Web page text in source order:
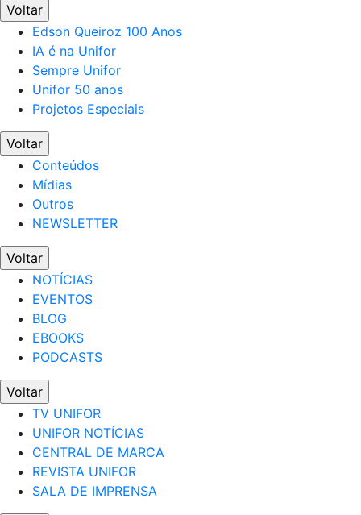
Voltar
Edson Queiroz 100 Anos
IA é na Unifor
Sempre Unifor
Unifor 50 anos
Projetos Especiais
Voltar
Conteúdos
Mídias
Outros
NEWSLETTER
Voltar
NOTÍCIAS
EVENTOS
BLOG
EBOOKS
PODCASTS
Voltar
TV UNIFOR
UNIFOR NOTÍCIAS
CENTRAL DE MARCA
REVISTA UNIFOR
SALA DE IMPRENSA